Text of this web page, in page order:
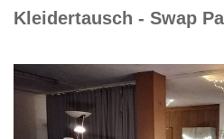
Kleidertausch - Swap